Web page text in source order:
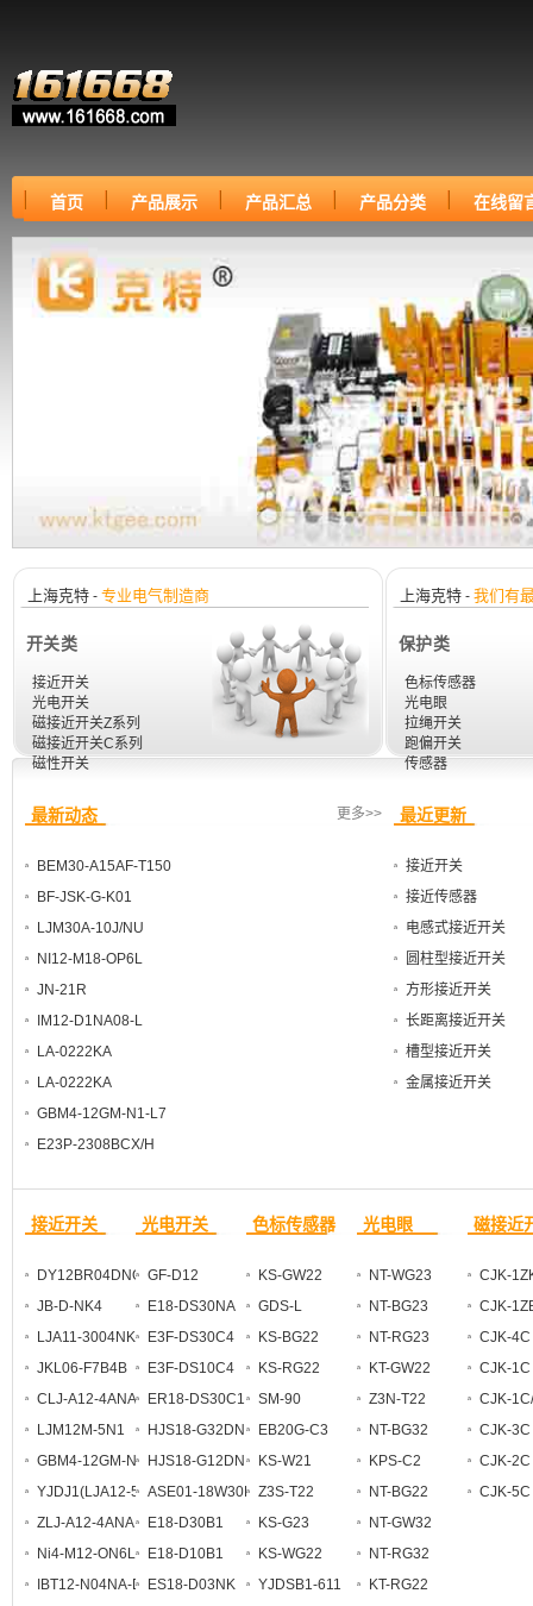
首页 产品展示 产品汇总 产品分类 在线留
上海克特 - 专业电气制造商
开关类
接近开关
光电开关
磁接近开关Z系列
磁接近开关C系列
磁性开关
上海克特 - 我们有
保护类
色标传感器
光电眼
拉绳开关
跑偏开关
传感器
最新动态 更多>>
BEM30-A15AF-T150
BF-JSK-G-K01
LJM30A-10J/NU
NI12-M18-OP6L
JN-21R
IM12-D1NA08-L
LA-0222KA
LA-0222KA
GBM4-12GM-N1-L7
E23P-2308BCX/H
FTR118C-057-CSEN
AK-JJU-1
最近更新
接近开关
接近传感器
电感式接近开关
圆柱型接近开关
方形接近开关
长距离接近开关
槽型接近开关
金属接近开关
接近开关
DY12BR04DNO
JB-D-NK4
LJA11-3004NK
JKL06-F7B4B
CLJ-A12-4ANA
LJM12M-5N1
GBM4-12GM-N1
YJDJ1(LJA12-5N1)
ZLJ-A12-4ANA
Ni4-M12-ON6L
IBT12-N04NA-D3Y2
光电开关
GF-D12
E18-DS30NA
E3F-DS30C4
E3F-DS10C4
ER18-DS30C1
HJS18-G32DNK
HJS18-G12DNK
ASE01-18W30DNA
E18-D30B1
E18-D10B1
ES18-D03NK
色标传感器
KS-GW22
GDS-L
KS-BG22
KS-RG22
SM-90
EB20G-C3
KS-W21
Z3S-T22
KS-G23
KS-WG22
YJDSB1-611
光电眼
NT-WG23
NT-BG23
NT-RG23
KT-GW22
Z3N-T22
NT-BG32
KPS-C2
NT-BG22
NT-GW32
NT-RG32
KT-RG22
磁接近
CJK-
CJK-
CJK-4C
CJK-1C
CJK-
CJK-3C
CJK-2C
CJK-5C